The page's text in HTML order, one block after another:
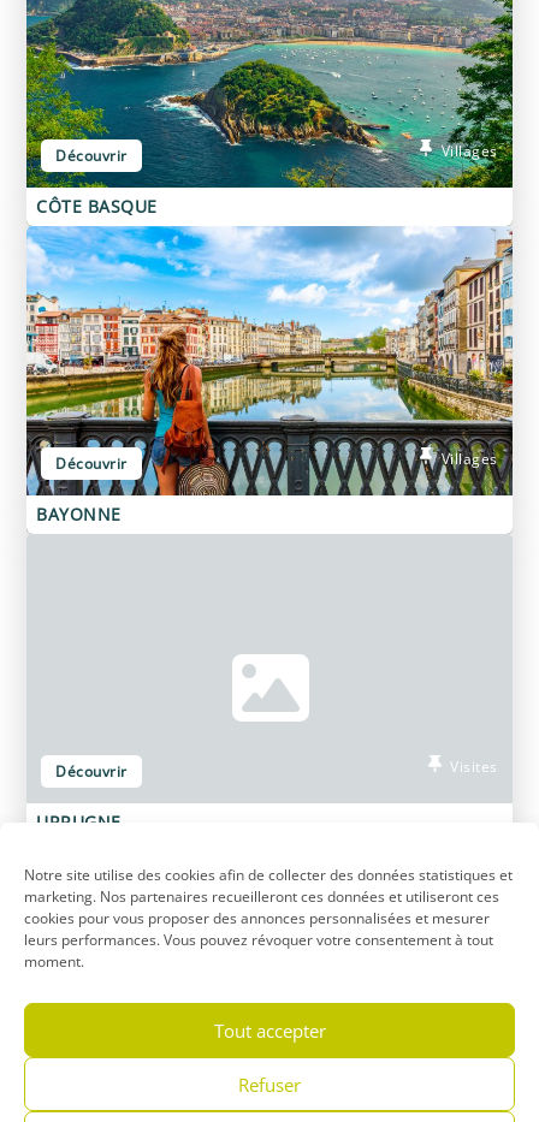
Notre site utilise des cookies afin de collecter des données statistiques et
marketing. Nos partenaires recueilleront ces données et utiliseront ces
cookies pour vous proposer des annonces personnalisées et mesurer
leurs performances. Vous pouvez révoquer votre consentement à tout
moment.
Tout accepter
Refuser
Découvrir Villages
CÔTE BASQUE
Découvrir Villages
BAYONNE
Découvrir Visites
URRUGNE